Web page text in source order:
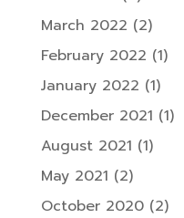
March 2022 (2)
February 2022 (1)
January 2022 (1)
December 2021 (1)
August 2021 (1)
May 2021 (2)
October 2020(2)